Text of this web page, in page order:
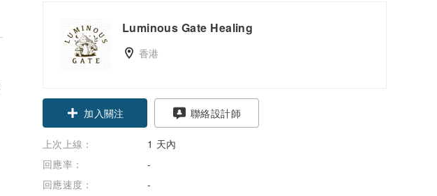
Luminous Gate Healing
香港
加入關注 聯絡設計師
上次上線：
1 天內
回應率：
-
回應速度：
-